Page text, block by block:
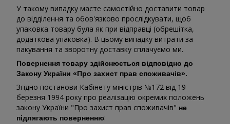
У такому випадку маєте самостійно доставити товар
до відділення та обов'язково прослідкувати, щоб
упаковка товару була як при відправці (обрешітка,
додаткова упаковка). В цьому випадку витрати за
пакування та зворотну доставку сплачуємо ми.
Повернення товару здійснюється відповідно до
Закону України «Про захист прав споживачів».
Згідно постанови Кабінету міністрів №172 від 19
березня 1994 року про реалізацію окремих положень
закону України "Про захист прав споживачів" не
підлягають поверненню: